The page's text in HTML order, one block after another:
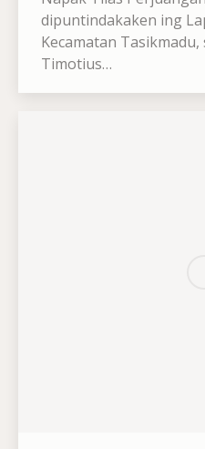
dipuntindakaken ing
Kecamatan
Timotius…